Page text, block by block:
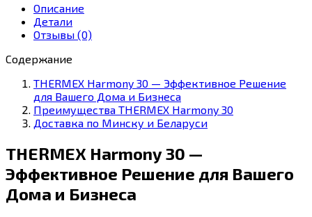
Описание
Детали
Отзывы (0)
Содержание
THERMEX Harmony 30 — Эффективное Решение
для Вашего Дома и Бизнеса
Преимущества THERMEX Harmony 30
Доставка по Минску и Беларуси
THERMEX Harmony 30 —
Эффективное Решение для Вашего
Дома и Бизнеса